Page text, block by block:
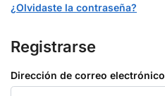
¿Olvidaste la contraseña?
Registrarse
Dirección de correo electrónico